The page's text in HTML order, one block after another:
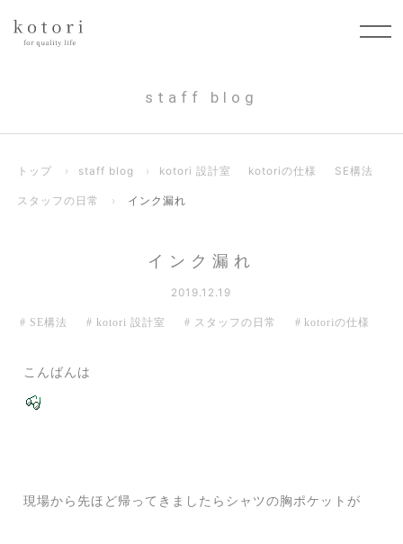
staff blog
トップ › staff blog › kotori 設計室 kotoriの仕様 SE構法
スタッフの日常 › インク漏れ
インク漏れ
2019.12.19
SE構法 kotori 設計室 スタッフの日常 kotoriの仕様
こんばんは
現場から先ほど帰ってきましたらシャツの胸ポケットが